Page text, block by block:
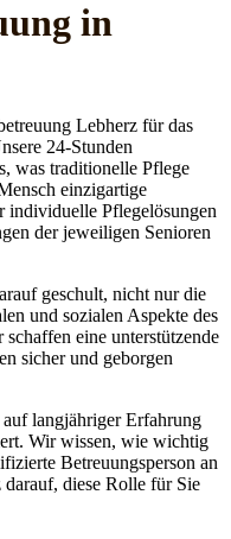
in
Lebherz für das
24-Stunden
was traditionelle Pflege
einzigartige
individuelle Pflegelösungen
der jeweiligen Senioren
geschult, nicht nur die
und sozialen Aspekte des
eine unterstützende
sicher und geborgen
langjähriger Erfahrung
Wir wissen, wie wichtig
Betreuungsperson an
diese Rolle für Sie